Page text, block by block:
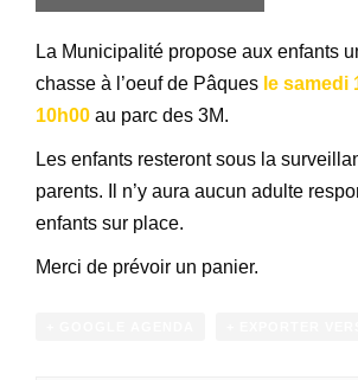
La Municipalité propose aux enfants
chasse à l’oeuf de Pâques le samedi
10h00 au parc des 3M.
Les enfants resteront sous la
parents. Il n’y aura aucun adulte
enfants sur place.
Merci de prévoir un panier.